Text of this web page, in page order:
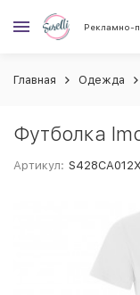
Рекламно-
Главная Одежда
Футболка
Артикул: